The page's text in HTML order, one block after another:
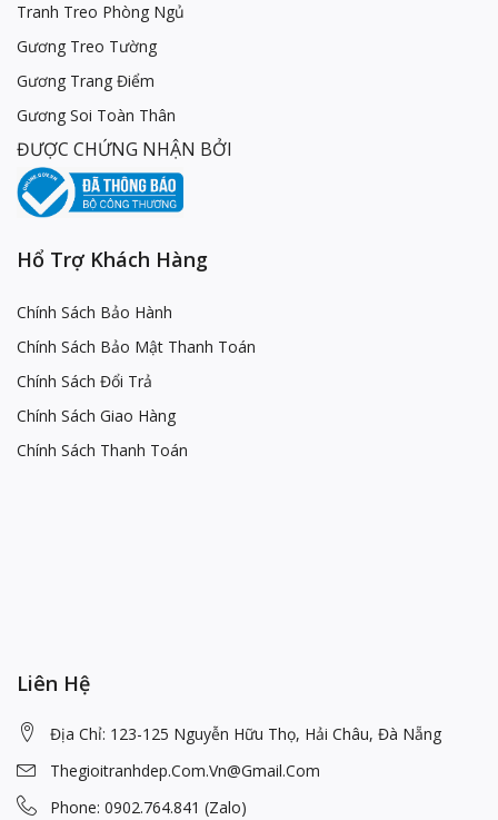
Tranh Treo Phòng Ngủ
Gương Treo Tường
Gương Trang Điểm
Gương Soi Toàn Thân
ĐƯỢC CHỨNG NHẬN BỞI
Hổ Trợ Khách Hàng
Chính Sách Bảo Hành
Chính Sách Bảo Mật Thanh Toán
Chính Sách Đổi Trả
Chính Sách Giao Hàng
Chính Sách Thanh Toán
Liên Hệ
Địa Chỉ: 123-125 Nguyễn Hữu Thọ, Hải Châu, Đà Nẵng
Thegioitranhdep.com.vn@gmail.com
Phone: 0902.764.841 (Zalo)